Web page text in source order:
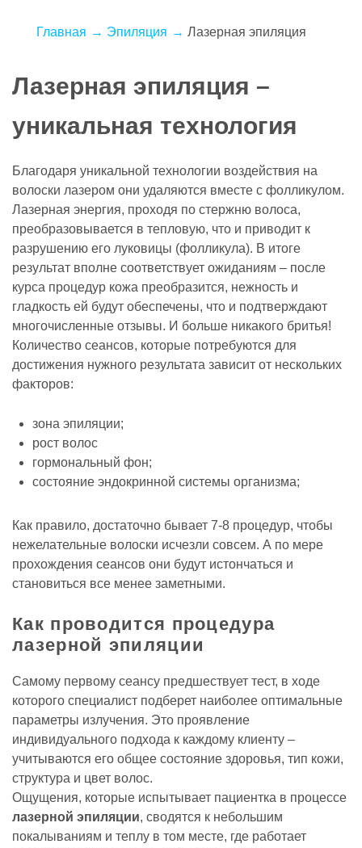
Главная Эпиляция Лазерная эпиляция
Лазерная эпиляция –
уникальная технология
Благодаря уникальной технологии воздействия на
волоски лазером они удаляются вместе с фолликулом.
Лазерная энергия, проходя по стержню волоса,
преобразовывается в тепловую, что и приводит к
разрушению его луковицы (фолликула). В итоге
результат вполне соответствует ожиданиям – после
курса процедур кожа преобразится, нежность и
гладкость ей будут обеспечены, что и подтверждают
многочисленные отзывы. И больше никакого бритья!
Количество сеансов, которые потребуются для
достижения нужного результата зависит от нескольких
факторов:
зона эпиляции;
рост волос
гормональный фон;
состояние эндокринной системы организма;
Как правило, достаточно бывает 7-8 процедур, чтобы
нежелательные волоски исчезли совсем. А по мере
прохождения сеансов они будут истончаться и
становиться все менее заметными.
Как проводится процедура
лазерной эпиляции
Самому первому сеансу предшествует тест, в ходе
которого специалист подберет наиболее оптимальные
параметры излучения. Это проявление
индивидуального подхода к каждому клиенту –
учитываются его общее состояние здоровья, тип кожи,
структура и цвет волос.
Ощущения, которые испытывает пациентка в процессе
лазерной эпиляции, сводятся к небольшим
покалываниям и теплу в том месте, где работает